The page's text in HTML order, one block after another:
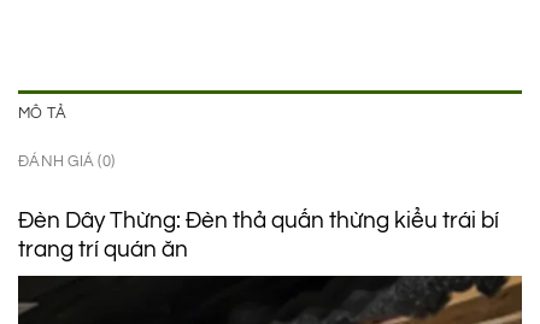
MÔ TẢ
ĐÁNH GIÁ (0)
Đèn Dây Thừng: Đèn thả quấn thừng kiểu trái bí
trang trí quán ăn